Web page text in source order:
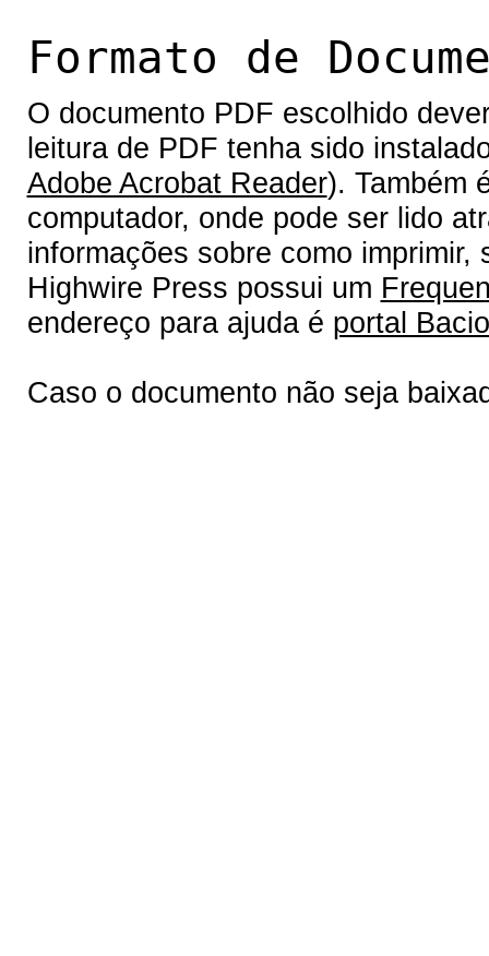
Formato de
O documento PDF escolhido
leitura de PDF tenha sido
Adobe Acrobat Reader). Também
computador, onde pode ser lido
informações sobre como
Highwire Press possui um
endereço para ajuda é portal
Caso o documento não seja